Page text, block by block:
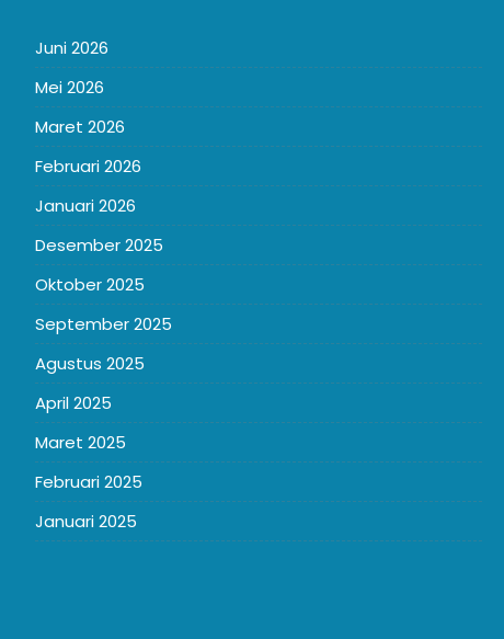
Juni 2026
Mei 2026
Maret 2026
Februari 2026
Januari 2026
Desember 2025
Oktober 2025
September 2025
Agustus 2025
April 2025
Maret 2025
Februari 2025
Januari 2025